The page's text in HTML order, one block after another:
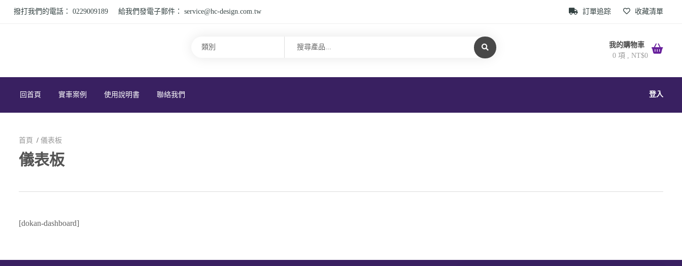
撥打我們的電話： 0229009189 給我們發電子郵件： service@hc-design.com.tw 訂單追踪 收藏清單
我的購物車
0 項 , NT$0
回首頁 實車案例 使用說明書 聯絡我們 登入
首頁 儀表板
儀表板
[dokan-dashboard]